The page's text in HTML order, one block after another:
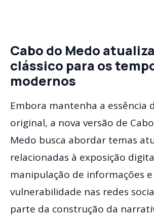
Cabo do Medo
clássico para os
modernos
Embora mantenha a essência
original, a nova versão de
Medo busca abordar temas
relacionadas à exposição
manipulação de informações e
vulnerabilidade nas redes
parte da construção da